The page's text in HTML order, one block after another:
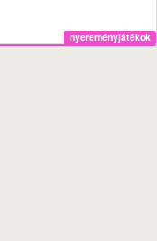
nyereményjátékok